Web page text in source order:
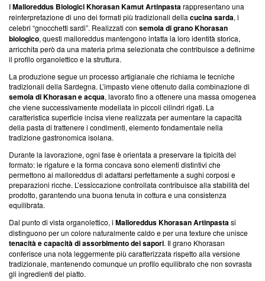
IMalloreddus Biologici Khorasan Kamut Artinpastarappresentano una
reinterpretazione di uno dei formati più tradizionali della cucina sarda, i
celebri “gnocchetti sardi”. Realizzati con semola di grano Khorasan
biologico, questi malloreddus mantengono intatta la loro identità storica,
arricchita però da una materia prima selezionata che contribuisce a definirne
il profilo organolettico e la struttura.
La produzione segue un processo artigianale che richiama le tecniche
tradizionali della Sardegna. L’impasto viene ottenuto dalla combinazione di
semola di Khorasan e acqua, lavorato fino a ottenere una massa omogenea
che viene successivamente modellata in piccoli cilindri rigati. La
caratteristica superficie incisa viene realizzata per aumentare la capacità
della pasta di trattenere i condimenti, elemento fondamentale nella
tradizione gastronomica isolana.
Durante la lavorazione, ogni fase è orientata a preservare la tipicità del
formato: le rigature e la forma concava sono elementi distintivi che
permettono ai malloreddus di adattarsi perfettamente a sughi corposi e
preparazioni ricche. L’essiccazione controllata contribuisce alla stabilità del
prodotto, garantendo una buona tenuta in cottura e una consistenza
equilibrata.
Dal punto di vista organolettico, i Malloreddus Khorasan Artinpastasi
distinguono per un colore naturalmente caldo e per una texture che unisce
tenacità e capacità di assorbimento dei sapori. Il grano Khorasan
conferisce una nota leggermente più caratterizzata rispetto alla versione
tradizionale, mantenendo comunque un profilo equilibrato che non sovrasta
gli ingredienti del piatto.